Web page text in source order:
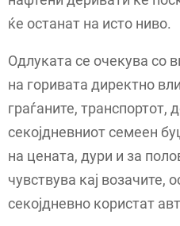
ќе останат на исто ниво.
Одлуката се очекува со
на горивата директно
граѓаните, транспортот,
секојдневниот семеен
на цената, дури и за
чувствува кај возачите,
секојдневно користат